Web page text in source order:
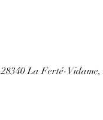
La Ferté-